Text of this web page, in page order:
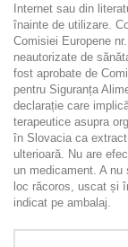
Internet sau din
înainte de utilizare.
Comisiei Europene
neautorizate de
fost aprobate de
pentru Siguranța
declarație care
terapeutice asupra
în Slovacia ca
ulterioară. Nu are
un medicament. A
loc răcoros, uscat și
indicat pe ambalaj.